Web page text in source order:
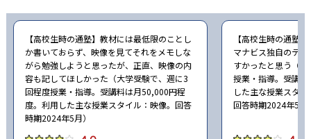
【高校生時の通塾】教材には最低限のことし
か書いておらず、映像を見てそれをメモしな
がら勉強しようと思ったが、正直、映像の内
容も記してほしかった（大学受験で、週に3
回程度授業・指導。受講料は月50,000円程
度。利用した主な授業スタイル：映像。回答
時期2024年5月）
【高校生時の通塾
マナビス独自のテ
すかったと思う（
授業・指導。受講
した主な授業スタ
回答時期2024年5月